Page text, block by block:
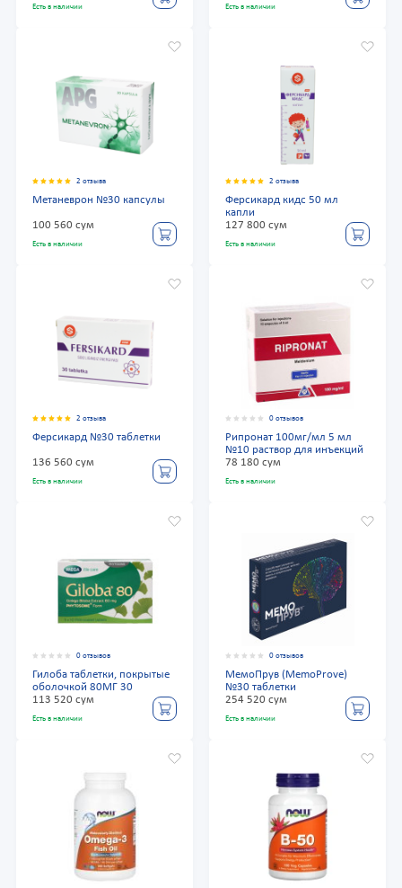
Есть в наличии Есть в наличии
2 отзыва
Метаневрон №30 капсулы
100 560 сум
Есть в наличии
2 отзыва
Ферсикард кидс 50 мл
капли
127 800 сум
Есть в наличии
2 отзыва
Ферсикард №30 таблетки
136 560 сум
Есть в наличии
0 отзывов
Рипронат 100мг/мл 5 мл
№10 раствор для инъекций
78 180 сум
Есть в наличии
0 отзывов
Гилоба таблетки, покрытые
оболочкой 80МГ 30
113 520 сум
Есть в наличии
0 отзывов
МемоПрув (MemoProve)
№30 таблетки
254 520 сум
Есть в наличии